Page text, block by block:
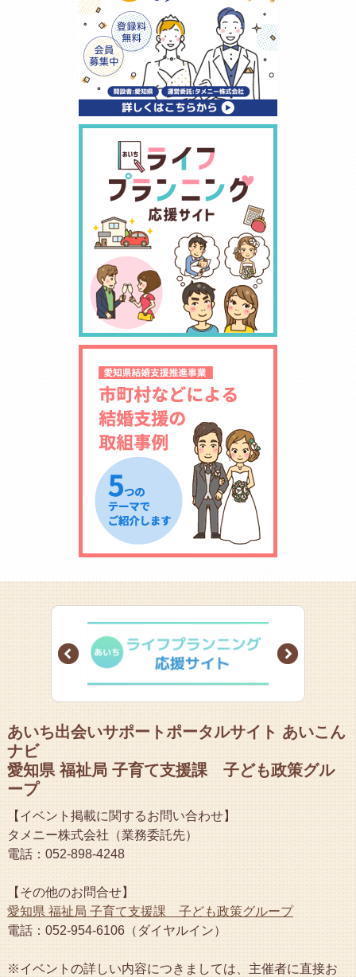
Prev Next
あいち出会いサポートポータルサイト あいこん
ナビ
愛知県 福祉局 子育て支援課 子ども政策グル
ープ
【イベント掲載に関するお問い合わせ】
タメニー株式会社（業務委託先）
電話：052-898-4248
【その他のお問合せ】
愛知県 福祉局 子育て支援課 子ども政策グループ
電話：052-954-6106（ダイヤルイン）
※イベントの詳しい内容につきましては、主催者に直接お